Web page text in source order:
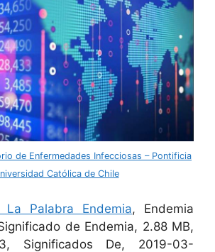
de Enfermedades Infecciosas – Pontificia
Católica de Chile
La Palabra Endemia, Endemia
de Endemia, 2.88 MB,
Significados De, 2019-03-